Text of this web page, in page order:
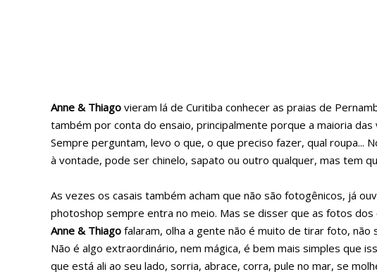
Anne & Thiago vieram lá de Curitiba conhecer as praias de
também por conta do ensaio, principalmente porque a maioria
Sempre perguntam, levo o que, o que preciso fazer, qual roupa...
à vontade, pode ser chinelo, sapato ou outro qualquer, mas tem
As vezes os casais também acham que não são fotogênicos, já
photoshop sempre entra no meio. Mas se disser que as fotos dos
Anne & Thiago falaram, olha a gente não é muito de tirar foto,
Não é algo extraordinário, nem mágica, é bem mais simples que
que está ali ao seu lado, sorria, abrace, corra, pule no mar, se